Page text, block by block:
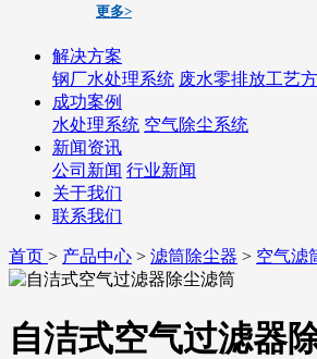
更多>
解决方案
钢厂水处理系统 废水零排放工艺
成功案例
水处理系统 空气除尘系统
新闻资讯
公司新闻 行业新闻
关于我们
联系我们
首页 > 产品中心 > 滤筒除尘器 > 空气滤
自洁式空气过滤器